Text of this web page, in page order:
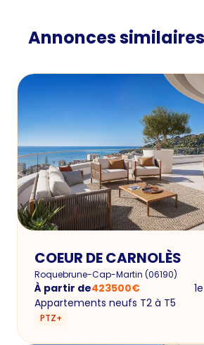
Annonces similaires
COEUR DE CARNOLÈS
Roquebrune-Cap-Martin (06190)
À partir de423500€
Appartements neufs T2 à T5
PTZ+